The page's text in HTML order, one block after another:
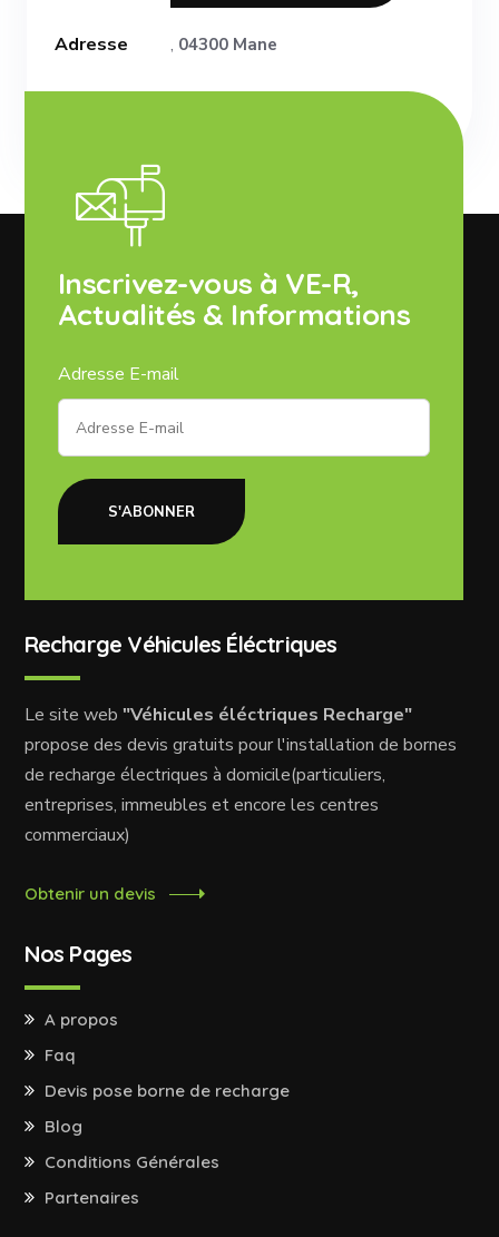
Adresse , 04300 Mane
Inscrivez-vous à VE-R,
Actualités & Informations
Adresse E-mail
S'ABONNER
Recharge Véhicules Éléctriques
Le site web "Véhicules éléctriques Recharge"
propose des devis gratuits pour l'installation de bornes
de recharge électriques à domicile(particuliers,
entreprises, immeubles et encore les centres
commerciaux)
Obtenir un devis
Nos Pages
A propos
Faq
Devis pose borne de recharge
Blog
Conditions Générales
Partenaires